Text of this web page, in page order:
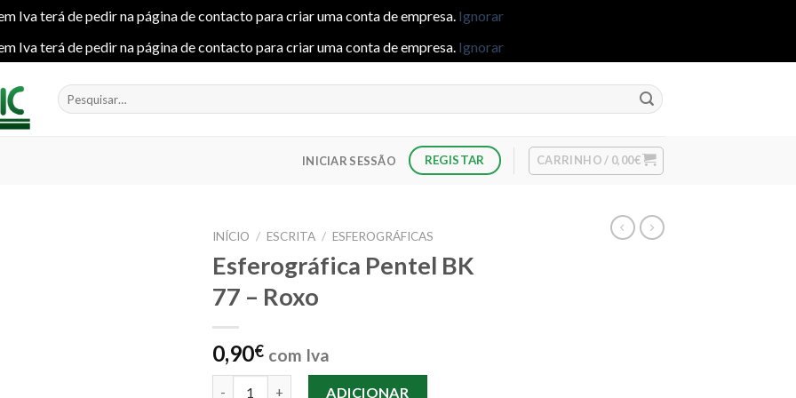
Iva terá de pedir na página de contacto para criar uma conta de empresa. Ignorar
Iva terá de pedir na página de contacto para criar uma conta de empresa. Ignorar
Pesquisar
por:
INICIAR SESSÃO REGISTAR CARRINHO / 0,00€
INÍCIO / ESCRITA / ESFEROGRÁFICAS
Esferográfica Pentel BK
77 – Roxo
0,90€ com Iva
ADICIONAR